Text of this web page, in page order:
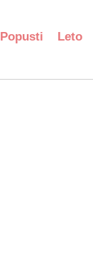
Popusti Leto